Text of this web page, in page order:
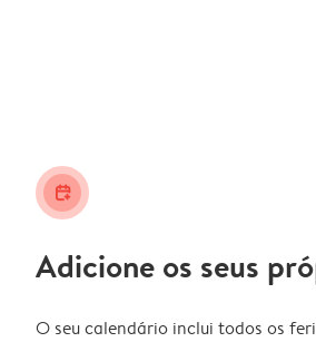
calendar_plus
Adicione os seus
O seu calendário inclui todos os